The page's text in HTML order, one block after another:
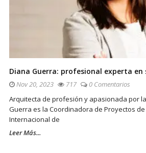
Diana Guerra: profesional experta
Nov 20, 2023 717
0 Comentarios
Arquitecta de profesión y apasionada por
Guerra es la Coordinadora de Proyectos
Internacional de
Leer Más...